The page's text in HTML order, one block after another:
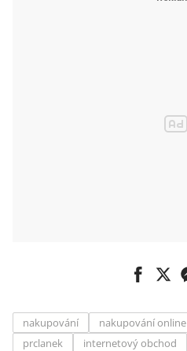
nakupování nakupování online
prclanek
internetový obchod